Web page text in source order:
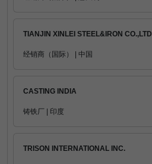
TIANJIN XINLEI STEEL&IRON CO.,LTD
经销商（国际） | 中国
CASTING INDIA
铸铁厂 | 印度
TRISON INTERNATIONAL INC.